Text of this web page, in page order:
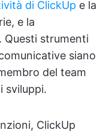
di ClickUp e la
e la
. Questi strumenti
siano
del team
sviluppi.
ClickUp